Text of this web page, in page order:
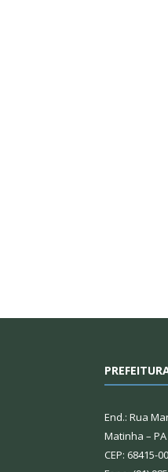
End.: Rua
Matinha – PA
CEP: 68415-